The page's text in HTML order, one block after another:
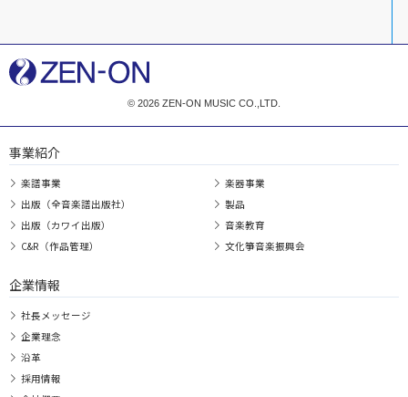
© 2026 ZEN-ON MUSIC CO.,LTD.
事業紹介
楽譜事業
出版（全音楽譜出版社）
出版（カワイ出版）
C&R（作品管理）
楽器事業
製品
音楽教育
文化箏音楽振興会
企業情報
社長メッセージ
企業理念
沿革
採用情報